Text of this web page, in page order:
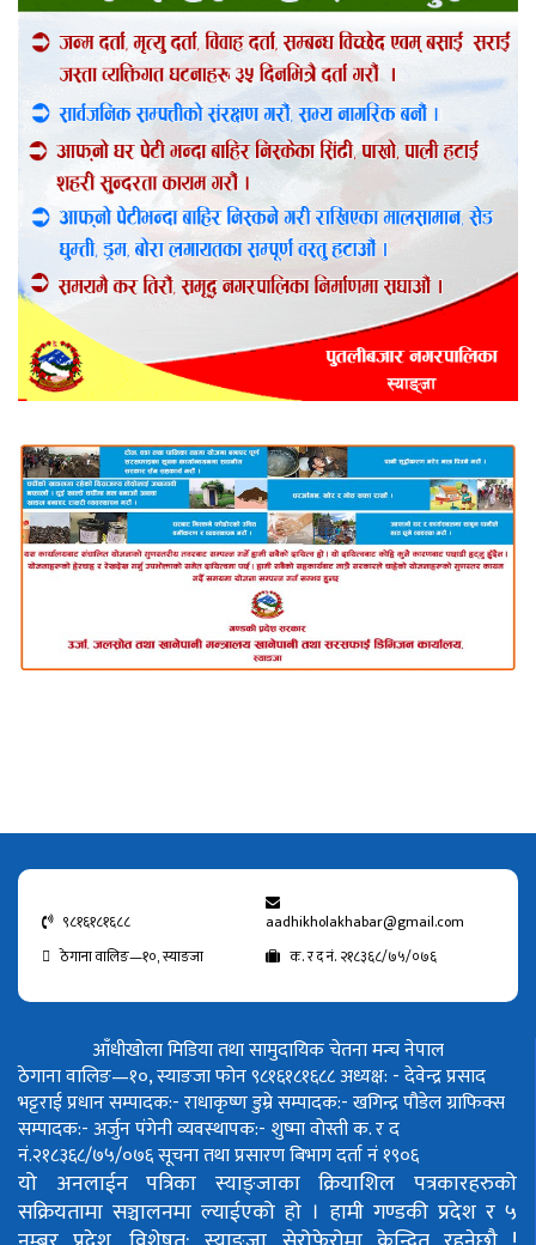
९८१६१८१६८८
aadhikholakhabar@gmail.com
ठेगाना वालिङ—१०, स्याङजा
क. र द नं. २१८३६८/७५/०७६
आँधीखोला मिडिया तथा सामुदायिक चेतना मन्च नेपाल
ठेगाना वालिङ—१०, स्याङजा फोन ९८१६१८१६८८अध्यक्ष: - देवेन्द्र प्रसाद
भट्टराईप्रधान सम्पादक:- राधाकृष्ण डुम्रेसम्पादक:- खगिन्द्र पौडेलग्राफिक्स
सम्पादक:- अर्जुन पंगेनीव्यवस्थापक:- शुष्मा वोस्तीक. र द
नं.२१८३६८/७५/०७६सूचना तथा प्रसारण बिभाग दर्ता नं १९०६
यो अनलाईन पत्रिका स्याङ्जाका क्रियाशिल पत्रकारहरुको
सक्रियतामा सञ्चालनमा ल्याईएको हो । हामी गण्डकी प्रदेश र ५